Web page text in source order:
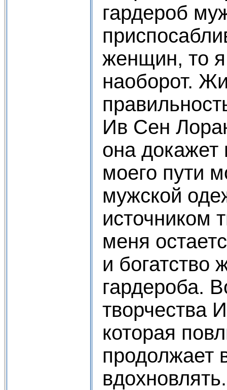
гардероб
женщин, то
наоборот.
Ив Сен
она докажет
моего пути
мужской
источником
меня
и богатство
гардероба.
творчества
которая
продолжает